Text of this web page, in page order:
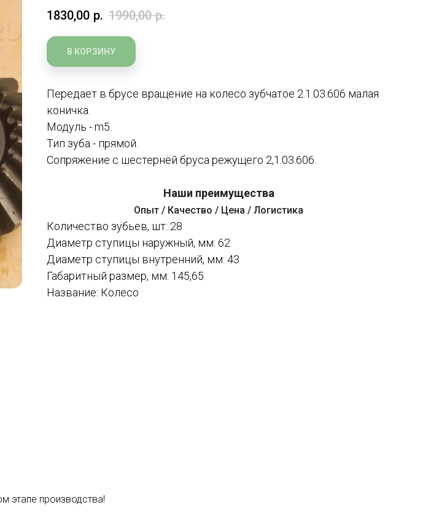
1830,00 р. 1990,00 р.
В КОРЗИНУ
Передает в брусе вращение на колесо зубчатое 2.1.03.606 малая
коничка.
Модуль - m5.
Тип зуба - прямой.
Сопряжение с шестернёй бруса режущего 2,1.03.606.
Наши преимущества
Опыт / Качество / Цена / Логистика
Количество зубьев, шт: 28
Диаметр ступицы наружный, мм: 62
Диаметр ступицы внутренний, мм: 43
Габаритный размер, мм: 145,65
Название: Колесо
этапе производства!